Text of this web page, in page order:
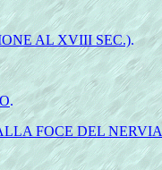
AL XVIII SEC.).
.
FOCE DEL NERVIA